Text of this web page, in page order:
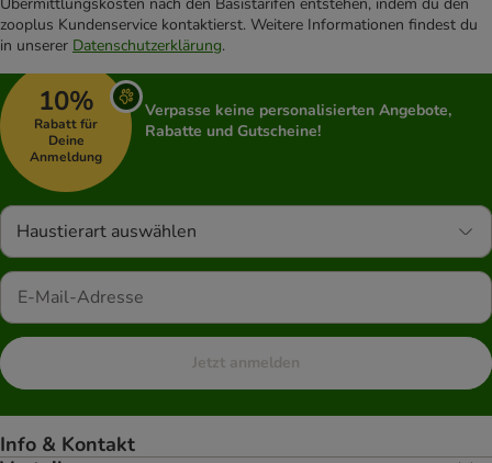
zooplus Kundenservice kontaktierst. Weitere Informationen findest du
in unserer Datenschutzerklärung.
10%
Rabatt für
Deine
Anmeldung
Verpasse keine personalisierten Angebote,
Rabatte und Gutscheine!
Haustierart auswählen
Jetzt anmelden
Info & Kontakt